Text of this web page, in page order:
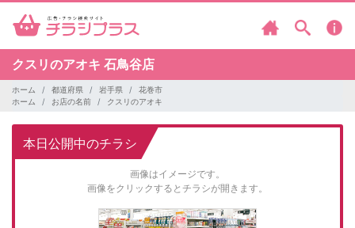
クスリのアオキ 石鳥谷店
ホーム 都道府県 岩手県
花巻市
ホーム
お店の名前 クスリのアオキ
本日公開中のチラシ
画像はイメージです。
画像をクリックするとチラシが開きます。